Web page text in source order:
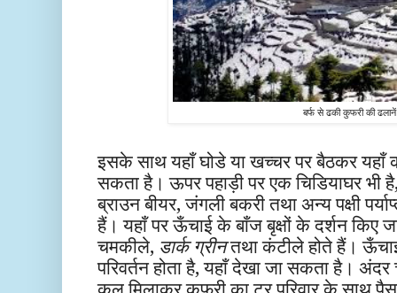
बर्फ से ढकी कुफरी की ढलानें
इसके साथ यहाँ घोडे या खच्चर पर बैठकर यहाँ
सकता है। ऊपर पहाड़ी पर एक चिडियाघर भी
ब्राउन बीयर, जंगली बकरी तथा अन्य पक्षी
हैं। यहाँ पर ऊँचाई के बाँज बृक्षों के दर्शन किए
चमकीले, डार्क ग्रीनतथा कंटीले होते हैं।
परिवर्तन होता है, यहाँ देखा जा सकता है।